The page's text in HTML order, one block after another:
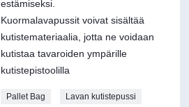
estämiseksi.
Kuormalavapussit voivat sisältää
kutistemateriaalia, jotta ne voidaan
kutistaa tavaroiden ympärille
kutistepistoolilla
Pallet Bag Lavan kutistepussi